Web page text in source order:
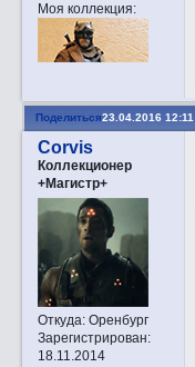
Моя коллекция:
Поделиться23.04.2016 12:11
Corvis
Коллекционер
+Магистр+
Откуда:Оренбург
Зарегистрирован:
18.11.2014